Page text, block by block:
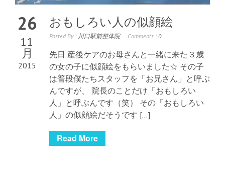
26
11
月
2015
おもしろい人の似顔絵
Posted By : 川口駅前整体院 Comments : 0
先日 産後ケアのお母さんと一緒に来た３歳
の女の子に似顔絵をもらいました☆ その子
は普段僕たちスタッフを「お兄さん」と呼ぶ
んですが、 院長のことだけ「おもしろい
人」と呼ぶんです（笑） その「おもしろい
人」の似顔絵だそうです […]
Read More